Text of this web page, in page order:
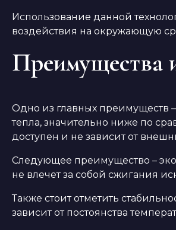
Использование данной
воздействия на окружающую
Преимущества
Одно из главных преимуществ
тепла, значительно ниже по
доступен и не зависит от
Следующее преимущество –
не влечет за собой сжигания
Также стоит отметить
зависит от постоянства